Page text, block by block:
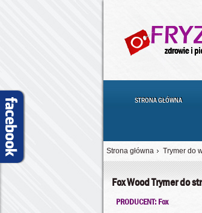
STRONA GŁÓWNA
Strona główna Trymer do
Fox Wood Trymer do
PRODUCENT: Fox